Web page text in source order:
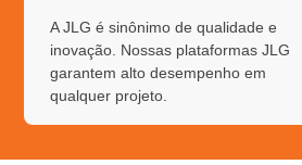
A JLG é sinônimo de qualidade e
inovação. Nossas plataformas JLG
garantem alto desempenho em
qualquer projeto.